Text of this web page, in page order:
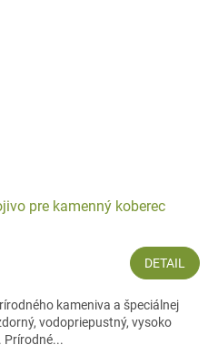
pre kamenný koberec
DETAIL
kameniva a špeciálnej
vodopriepustný, vysoko
Prírodné...